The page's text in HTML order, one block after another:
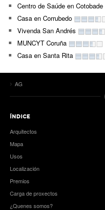
Centro de Saúde en Cotobade
Casa en Corrubedo
Vivenda San Andrés
MUNCYT Coruña
Casa en Santa Rita
AG
ÍNDICE
Arquitectos
Mapa
Usos
Localización
Premios
Carga de proxectos
¿Quenes somos?